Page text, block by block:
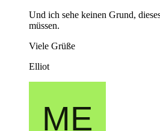
Und ich sehe keinen Grund,
müssen.
Viele Grüße
Elliot